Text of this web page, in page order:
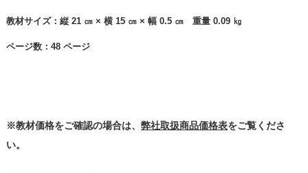
教材サイズ：縦 21 ㎝ × 横 15 ㎝ × 幅 0.5 ㎝ 重量 0.09 ㎏
ページ数：48 ページ
※教材価格をご確認の場合は、 弊社取扱商品価格表をご覧くださ
い。